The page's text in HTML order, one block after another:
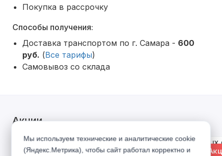
Покупка в рассрочку
Способы получения:
Доставка транспортом по г. Самара - 600
руб. (Все тарифы)
Самовывоз со склада
Акции
% Акция %
Мы используем технические и аналитические cookie
(Яндекс.Метрика), чтобы сайт работал корректно и